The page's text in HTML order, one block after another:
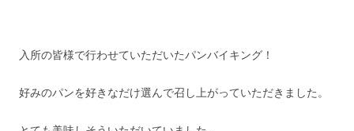
入所の皆様で行わせていただいたパンバイキング！
好みのパンを好きなだけ選んで召し上がっていただきました。